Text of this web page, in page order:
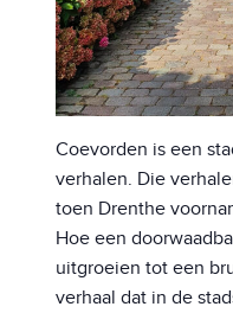
Coevorden is een
verhalen. Die
toen Drenthe
Hoe een
uitgroeien tot een
verhaal dat in de